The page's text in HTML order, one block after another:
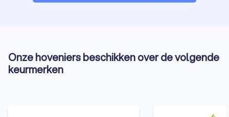
Onze hoveniers beschikken over de volgende
keurmerken